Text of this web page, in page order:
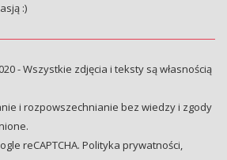
:)
- Wszystkie zdjęcia i teksty są własnością
i rozpowszechnianie bez wiedzy i zgody
reCAPTCHA. Polityka prywatności,